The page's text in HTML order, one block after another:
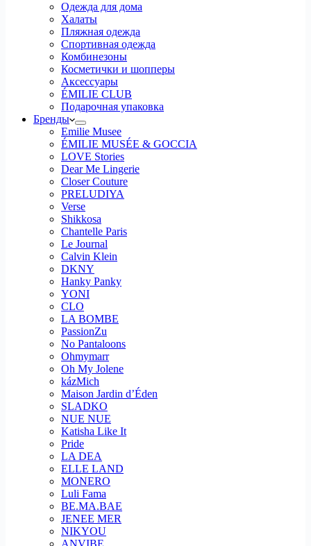
Одежда для дома
Халаты
Пляжная одежда
Спортивная одежда
Комбинезоны
Косметички и шопперы
Аксессуары
ÉMILIE CLUB
Подарочная упаковка
Бренды
Emilie Musee
ÉMILIE MUSÉE & GOCCIA
LOVE Stories
Dear Me Lingerie
Closer Couture
PRELUDIYA
Verse
Shikkosa
Chantelle Paris
Le Journal
Calvin Klein
DKNY
Hanky Panky
YONI
CLO
LA BOMBE
PassionZu
No Pantaloons
Ohmymarr
Oh My Jolene
kázMich
Maison Jardin d’Éden
SLADKO
NUE NUE
Katisha Like It
Pride
LA DEA
ELLE LAND
MONERO
Luli Fama
BE.MA.BAE
JENEE MER
NIKYOU
ANVIBE